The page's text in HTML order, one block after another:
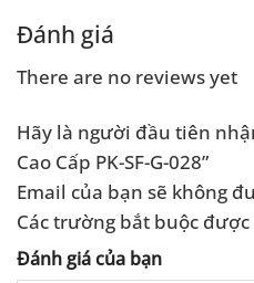
Đánh giá
There are no reviews yet
Hãy là người đầu tiên
Cao Cấp PK-SF-G-028”
Email của bạn sẽ không
Các trường bắt buộc
Đánh giá của bạn